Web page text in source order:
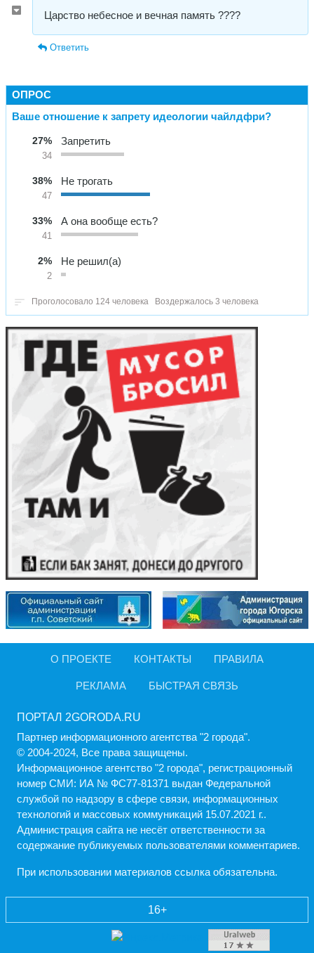
Царство небесное и вечная память ????
Ответить
ОПРОС
Ваше отношение к запрету идеологии чайлдфри?
27%
34
Запретить
38%
47
Не трогать
33%
41
А она вообще есть?
2%
2
Не решил(а)
Проголосовало 124 человека Воздержалось 3 человека
О ПРОЕКТЕ КОНТАКТЫ ПРАВИЛА
РЕКЛАМА БЫСТРАЯ СВЯЗЬ
ПОРТАЛ 2GORODA.RU
Партнер информационного агентства "2 города".
© 2004-2024, Все права защищены.
Информационное агентство "2 города", регистрационный
номер СМИ: ИА № ФС77-81371 выдан Федеральной
службой по надзору в сфере связи, информационных
технологий и массовых коммуникаций 15.07.2021 г..
Администрация cайта не несёт ответственности за
содержание публикуемых пользователями комментариев.
При использовании материалов ссылка обязательна.
16+